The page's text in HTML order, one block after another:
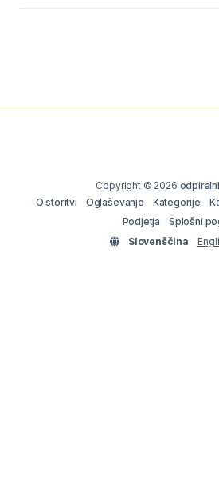
Copyright © 2026
O storitvi
Oglaševanje Kategorije
Podjetja
Splošni
Slovenščina